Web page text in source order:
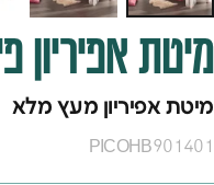
מיטתאפיריון
מיטת אפיריון מעץ מלא
PICOHB901401